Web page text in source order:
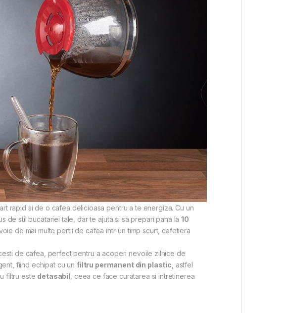
rapid si de o cafea delicioasa pentru a te energiza. Cu un
de stil bucatariei tale, dar te ajuta si sa prepari pana la10
de mai multe portii de cafea intr-un timp scurt, cafetiera
de cafea, perfect pentru a acoperi nevoile zilnice de
fiind echipat cu un filtru permanent din plastic , astfel
filtru este detasabil , ceea ce face curatarea si intretinerea